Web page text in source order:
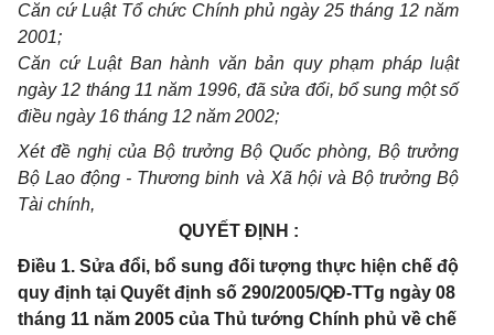
Căn cứ Luật Tổ chức Chính phủ ngày 25 tháng 12 năm
2001;
Căn cứ Luật Ban hành văn bản quy phạm pháp luật
ngày 12 tháng 11 năm 1996, đã sửa đổi, bổ sung một số
điều ngày 16 tháng 12 năm 2002;
Xét đề nghị của Bộ trưởng Bộ Quốc phòng, Bộ trưởng
Bộ Lao động - Thương binh và Xã hội và Bộ trưởng Bộ
Tài chính,
QUYẾT ĐỊNH :
Điều 1. Sửa đổi, bổ sung đối tượng thực hiện chế độ
quy định tại Quyết định số 290/2005/QĐ-TTg ngày 08
tháng 11 năm 2005 của Thủ tướng Chính phủ về chế